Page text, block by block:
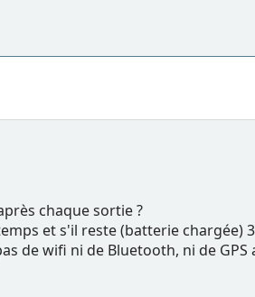
chaque sortie ?
et s'il reste (batterie chargée)
de wifi ni de Bluetooth, ni de GPS